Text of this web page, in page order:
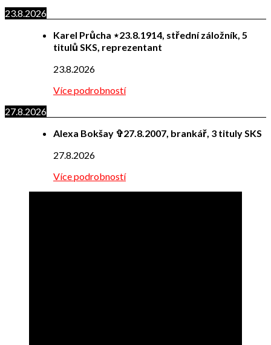
23.8.2026
Karel Průcha ⋆23.8.1914, střední záložník, 5
titulů SKS, reprezentant
23.8.2026
Více podrobností
27.8.2026
Alexa Bokšay ✞27.8.2007, brankář, 3 tituly SKS
27.8.2026
Více podrobností